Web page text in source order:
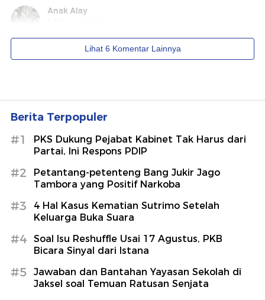
Berita Terpopuler
#1
PKS Dukung Pejabat Kabinet Tak Harus dari
Partai, Ini Respons PDIP
#2
Petantang-petenteng Bang Jukir Jago
Tambora yang Positif Narkoba
#3
4 Hal Kasus Kematian Sutrimo Setelah
Keluarga Buka Suara
#4
Soal Isu Reshuffle Usai 17 Agustus, PKB
Bicara Sinyal dari Istana
#5
Jawaban dan Bantahan Yayasan Sekolah di
Jaksel soal Temuan Ratusan Senjata